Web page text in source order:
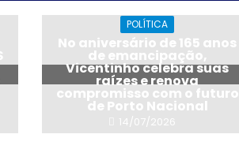
POLÍTICA
No aniversário de 165 anos
de emancipação,
Vicentinho celebra suas
raízes e renova
compromisso com o futuro
de Porto Nacional
14/07/2026